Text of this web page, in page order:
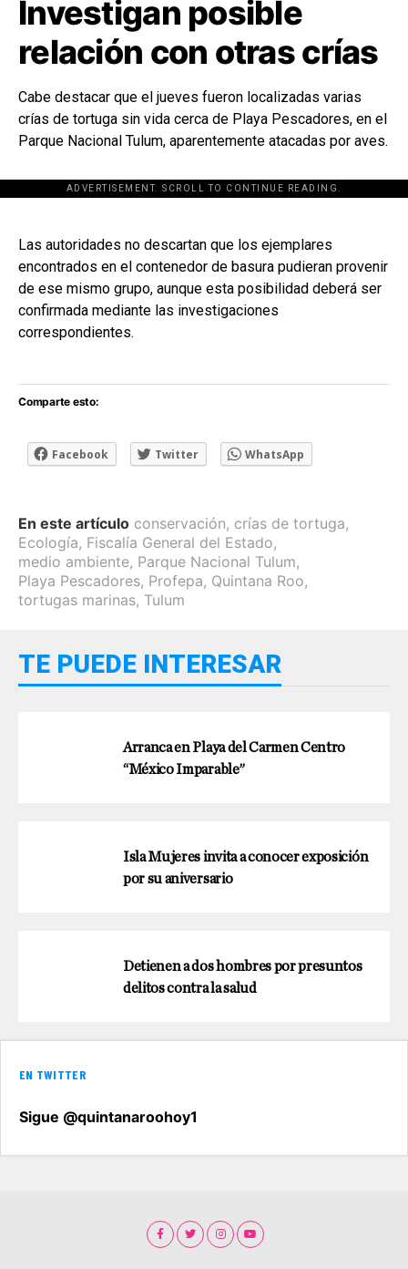
Investigan posible
relación con otras crías
Cabe destacar que el jueves fueron localizadas varias
crías de tortuga sin vida cerca de Playa Pescadores, en el
Parque Nacional Tulum, aparentemente atacadas por aves.
ADVERTISEMENT. SCROLL TO CONTINUE READING.
[adsforwp id="243463"]
Las autoridades no descartan que los ejemplares
encontrados en el contenedor de basura pudieran provenir
de ese mismo grupo, aunque esta posibilidad deberá ser
confirmada mediante las investigaciones
correspondientes.
Comparte esto:
Facebook Twitter WhatsApp
En este artículo conservación, crías de tortuga,
Ecología, Fiscalía General del Estado,
medio ambiente, Parque Nacional Tulum,
Playa Pescadores, Profepa, Quintana Roo,
tortugas marinas, Tulum
TE PUEDE INTERESAR
Arranca en Playa del Carmen Centro
“México Imparable”
Isla Mujeres invita a conocer exposición
por su aniversario
Detienen a dos hombres por presuntos
delitos contra la salud
EN TWITTER
Sigue @quintanaroohoy1